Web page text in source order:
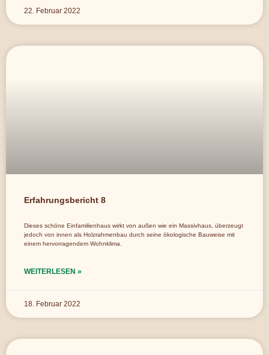
22. Februar 2022
Erfahrungsbericht 8
Dieses schöne Einfamilienhaus wirkt von außen wie ein Massivhaus, überzeugt
jedoch von innen als Holzrahmenbau durch seine ökologische Bauweise mit
einem hervorragendem Wohnklima.
WEITERLESEN »
18. Februar 2022